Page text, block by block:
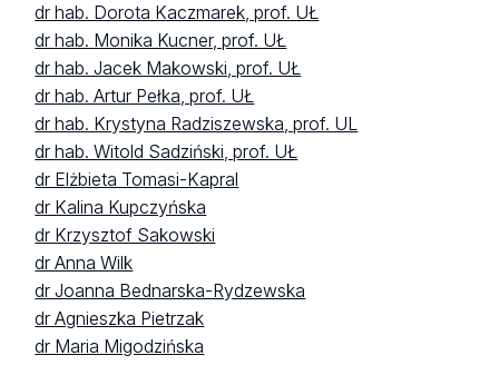
dr hab. Dorota Kaczmarek, prof. UŁ
dr hab. Monika Kucner, prof. UŁ
dr hab. Jacek Makowski, prof. UŁ
dr hab. Artur Pełka, prof. UŁ
dr hab. Krystyna Radziszewska, prof. UL
dr hab. Witold Sadziński, prof. UŁ
dr Elżbieta Tomasi-Kapral
dr Kalina Kupczyńska
dr Krzysztof Sakowski
dr Anna Wilk
dr Joanna Bednarska-Rydzewska
dr Agnieszka Pietrzak
dr Maria Migodzińska